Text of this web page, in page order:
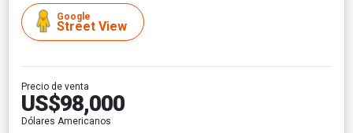
Google
Street View
Precio de venta
US$98,000
Dólares Americanos